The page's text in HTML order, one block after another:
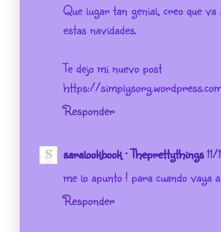
Que lugar tan genial, creo que
estas navidades.
Te dejo mi nuevo post
https://
Responder
saralookbook · Theprettythings
me lo apunto ! para cuando vaya
Responder